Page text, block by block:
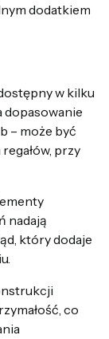
dodatkiem
w kilku
dopasowanie
– może być
przy
nadają
który dodaje
co